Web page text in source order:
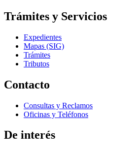
Trámites y Servicios
Expedientes
Mapas (SIG)
Trámites
Tributos
Contacto
Consultas y Reclamos
Oficinas y Teléfonos
De interés